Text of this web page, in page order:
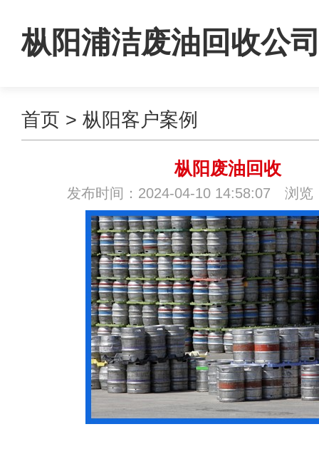
枞阳浦洁废油回收公
首页 > 枞阳客户案例
枞阳废油回收
发布时间：2024-04-10 14:58:07 浏览